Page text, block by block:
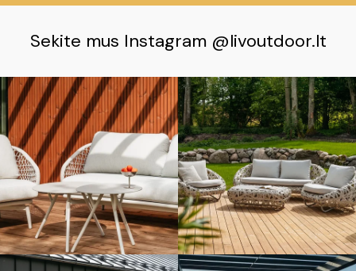
Sekite mus Instagram @livoutdoor.lt